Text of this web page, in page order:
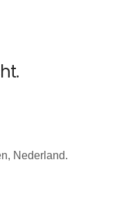
Nederland.